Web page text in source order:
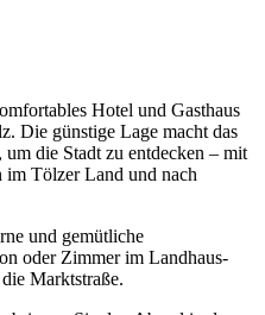
Hotel und Gasthaus
Die günstige Lage macht das
die Stadt zu entdecken – mit
im Tölzer Land und nach
und gemütliche
oder Zimmer im Landhaus-
Marktstraße.